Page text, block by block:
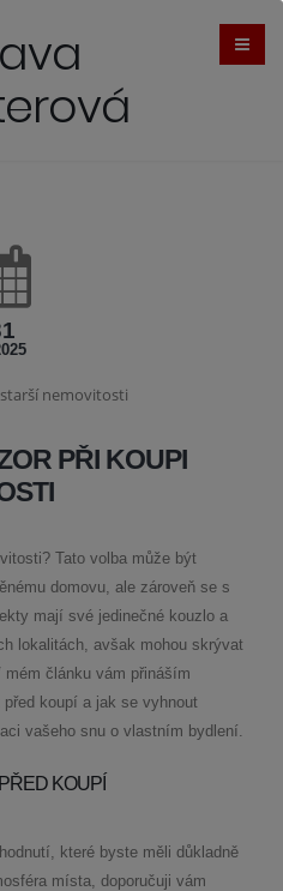
PŘI KOUPI
Tato volba může být
domovu, ale zároveň se s
mají své jedinečné kouzlo a
lokalitách, avšak mohou skrývat
článku vám přináším
koupí a jak se vyhnout
vašeho snu o vlastním bydlení.
KOUPÍ
které byste měli důkladně
místa, doporučuji vám